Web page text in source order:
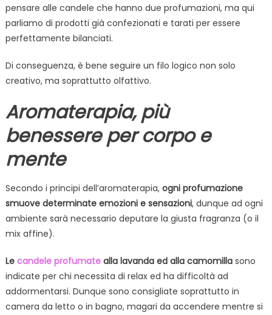
pensare alle candele che hanno due profumazioni, ma qui
parliamo di prodotti già confezionati e tarati per essere
perfettamente bilanciati.
Di conseguenza, è bene seguire un filo logico non solo
creativo, ma soprattutto olfattivo.
Aromaterapia, più
benessere per corpo e
mente
Secondo i principi dell’aromaterapia, ogni profumazione
smuove determinate emozioni e sensazioni, dunque ad ogni
ambiente sarà necessario deputare la giusta fragranza (o il
mix affine).
Le candele profumatealla lavanda ed alla camomilla sono
indicate per chi necessita di relax ed ha difficoltà ad
addormentarsi. Dunque sono consigliate soprattutto in
camera da letto o in bagno, magari da accendere mentre si